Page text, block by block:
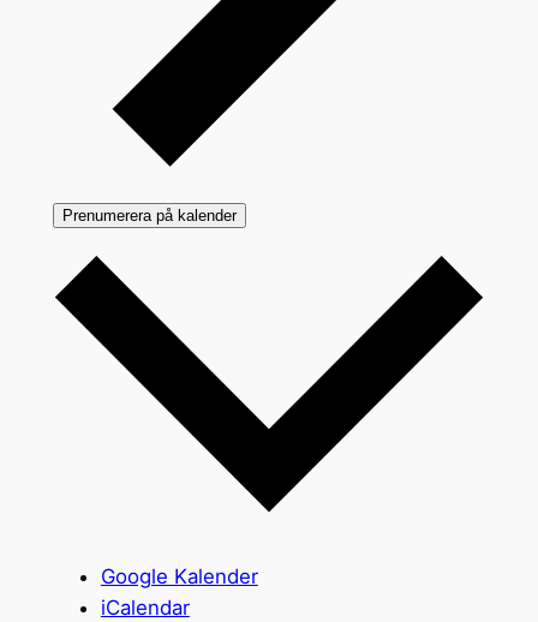
Prenumerera på kalender
Google Kalender
iCalendar